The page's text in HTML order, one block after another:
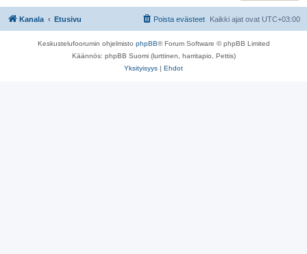
Kanala Etusivu Kaikki ajat ovat UTC+03:00
Poista evästeet
Keskustelufoorumin ohjelmisto phpBB® Forum Software © phpBB Limited
Käännös: phpBB Suomi (lurttinen, harritapio, Pettis)
Yksityisyys | Ehdot